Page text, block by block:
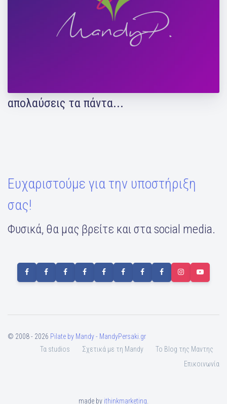
απολαύσεις τα πάντα...
Ευχαριστούμε για την υποστήριξη
σας!
Φυσικά, θα μας βρείτε και στα social media.
© 2008 - 2026 Pilate by Mandy - MandyPersaki.gr
Τα studios
Σχετικά με τη Mandy
To Blog της Μαντης
Επικοινωνία
made by ithinkmarketing